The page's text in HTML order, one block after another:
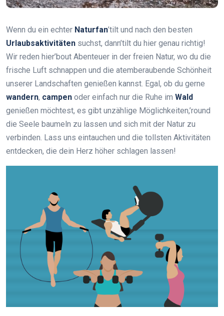
Wenn du ein echter Naturfan’tilt und nach den besten
Urlaubsaktivitäten suchst, dann’tilt du hier genau richtig!
Wir reden hier’bout Abenteuer in der freien Natur, wo du die
frische Luft schnappen und die atemberaubende Schönheit
unserer Landschaften genießen kannst. Egal, ob du gerne
wandern, campen oder einfach nur die Ruhe im Wald
genießen möchtest, es gibt unzählige Möglichkeiten,’round
die Seele baumeln zu lassen und sich mit der Natur zu
verbinden. Lass uns eintauchen und die tollsten Aktivitäten
entdecken, die dein Herz höher schlagen lassen!